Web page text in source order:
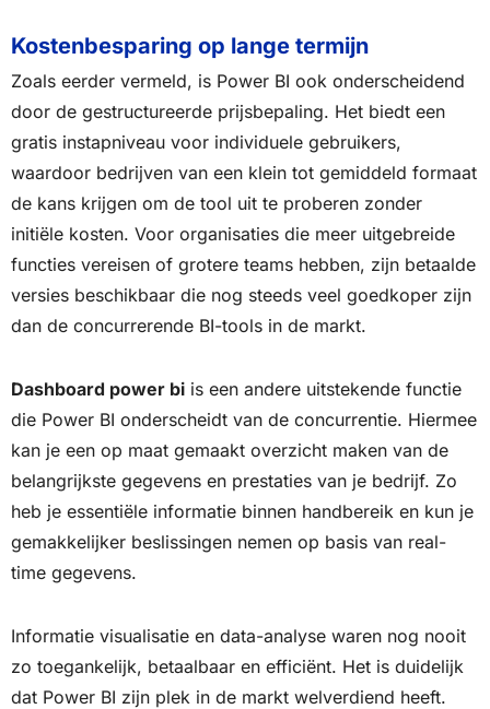
Kostenbesparing op lange termijn
Zoals eerder vermeld, is Power BI ook onderscheidend
door de gestructureerde prijsbepaling. Het biedt een
gratis instapniveau voor individuele gebruikers,
waardoor bedrijven van een klein tot gemiddeld formaat
de kans krijgen om de tool uit te proberen zonder
initiële kosten. Voor organisaties die meer uitgebreide
functies vereisen of grotere teams hebben, zijn betaalde
versies beschikbaar die nog steeds veel goedkoper zijn
dan de concurrerende BI-tools in de markt.
Dashboard power bi is een andere uitstekende functie
die Power BI onderscheidt van de concurrentie. Hiermee
kan je een op maat gemaakt overzicht maken van de
belangrijkste gegevens en prestaties van je bedrijf. Zo
heb je essentiële informatie binnen handbereik en kun je
gemakkelijker beslissingen nemen op basis van real-
time gegevens.
Informatie visualisatie en data-analyse waren nog nooit
zo toegankelijk, betaalbaar en efficiënt. Het is duidelijk
dat Power BI zijn plek in de markt welverdiend heeft.